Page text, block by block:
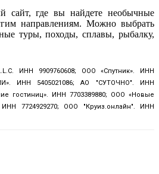
сайт, где вы найдете необычные
направлениям. Можно выбрать
туры, походы, сплавы, рыбалку,
ИНН 9909760608; ООО «Спутник». ИНН
ИНН 5405021086; АО "СУТОЧНО". ИНН
гостиниц». ИНН 7703389880; ООО «Новые
ИНН 7724929270; ООО "Круиз.онлайн". ИНН